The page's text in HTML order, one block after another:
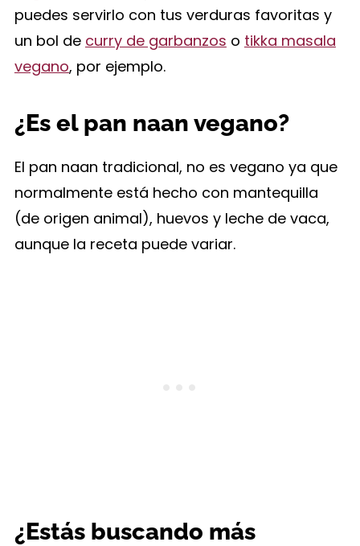
puedes servirlo con tus verduras favoritas y
un bol de curry de garbanzos o tikka masala
vegano, por ejemplo.
¿Es el pan naan vegano?
El pan naan tradicional, no es vegano ya que
normalmente está hecho con mantequilla
(de origen animal), huevos y leche de vaca,
aunque la receta puede variar.
¿Estás buscando más